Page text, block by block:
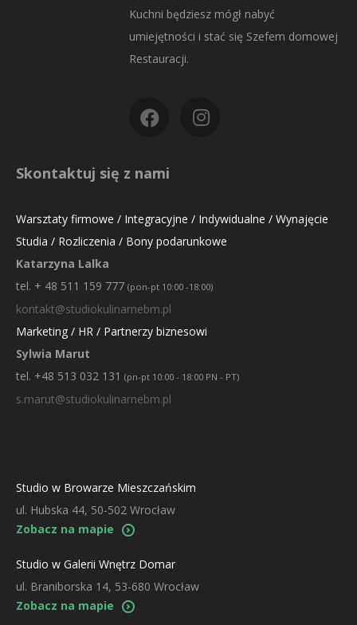
Kuchni będziesz mógł nabyć
umiejętności i stać się Szefem domowej
Restauracji.
Skontaktuj się z nami
Warsztaty firmowe / Integracyjne / Indywidualne / Wynajęcie
Studia / Rozliczenia / Bony podarunkowe
Katarzyna Lalka
tel. + 48 511 159 777 (pon-pt 10:00 -18:00)
kontakt@studiokulinarnebm.pl
Marketing / HR / Partnerzy biznesowi
Sylwia Marut
tel. +48 513 032 131 (pn-pt 10:00 - 18:00 PN - PT)
s.marut@studiokulinarnebm.pl
Studio w Browarze Mieszczańskim
ul. Hubska 44, 50-502 Wrocław
Zobacz na mapie
Studio w Galerii Wnętrz Domar
ul. Braniborska 14, 53-680 Wrocław
Zobacz na mapie